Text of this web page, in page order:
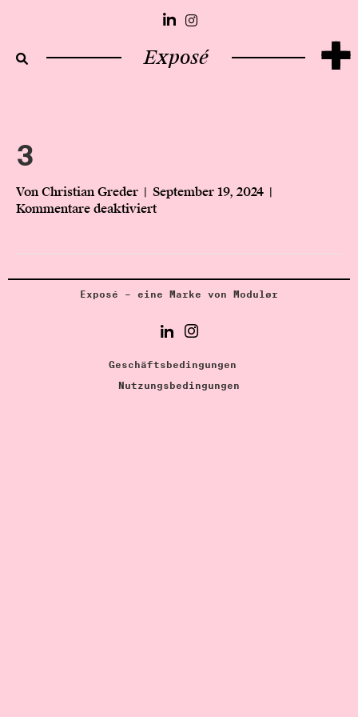
Exposé +
3
VonChristian Greder | September 19, 2024 |
Kommentare deaktiviertf
3
Exposé – eine Marke von Modulør
Geschäftsbedingungen
Nutzungsbedingungen